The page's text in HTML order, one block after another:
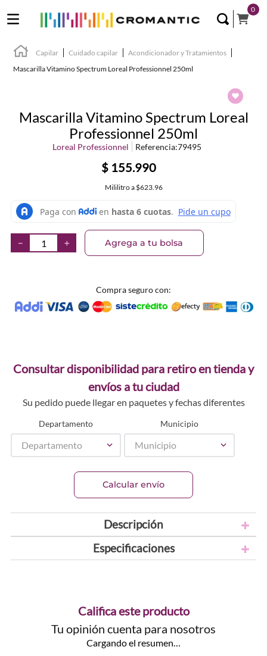
0
Capilar Cuidado capilar
Acondicionador y Tratamientos
Mascarilla Vitamino Spectrum Loreal Professionnel 250ml
Mascarilla Vitamino Spectrum Loreal
Professionnel 250ml
Loreal Professionnel Referencia:79495
$ 155.990
Mililitroa $623.96
＋
－ Agrega a tu bolsa
Compra seguro con:
Consultar disponibilidad para retiro en tienda y
envíos a tu ciudad
Su pedido puede llegar en paquetes y fechas diferentes
Departamento
Departamento
Municipio
Municipio
Calcular envío
Descripción
Especificaciones
Califica este producto
Tu opinión cuenta para nosotros
Cargando el resumen…